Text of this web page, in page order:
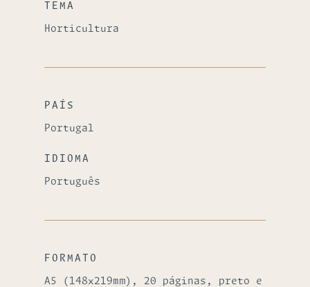
TEMA
Horticultura
PAÍS
Portugal
IDIOMA
Português
FORMATO
A5 (148x219mm), 20 páginas, preto e